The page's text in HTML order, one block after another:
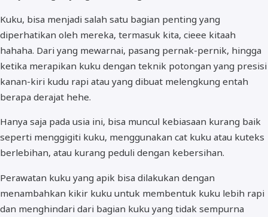
Kuku, bisa menjadi salah satu bagian penting yang
diperhatikan oleh mereka, termasuk kita, cieee kitaah
hahaha. Dari yang mewarnai, pasang pernak-pernik, hingga
ketika merapikan kuku dengan teknik potongan yang presisi
kanan-kiri kudu rapi atau yang dibuat melengkung entah
berapa derajat hehe.
Hanya saja pada usia ini, bisa muncul kebiasaan kurang baik
seperti menggigiti kuku, menggunakan cat kuku atau kuteks
berlebihan, atau kurang peduli dengan kebersihan.
Perawatan kuku yang apik bisa dilakukan dengan
menambahkan kikir kuku untuk membentuk kuku lebih rapi
dan menghindari dari bagian kuku yang tidak sempurna